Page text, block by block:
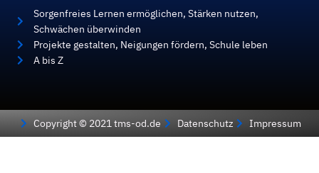
Sorgenfreies Lernen ermöglichen, Stärken nutzen,
Schwächen überwinden
Projekte gestalten, Neigungen fördern, Schule leben
A bis Z
Copyright © 2021 tms-od.de Datenschutz Impressum